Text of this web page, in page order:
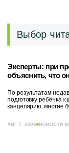
Выбор
Эксперты: при
объяснить, что
По результатам
подготовку ребёнка
канцелярию, многие
АВГ 7, 2026 НОВОСТИ